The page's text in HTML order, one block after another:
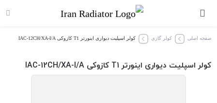
صفحه اصلی کولر گازی کولر اسپلیت دیواری اینورتر T1 کازوکی IAC-12CH/XA-I/A
کولر اسپلیت دیواری اینورتر T1 کازوکی IAC-12CH/XA-I/A